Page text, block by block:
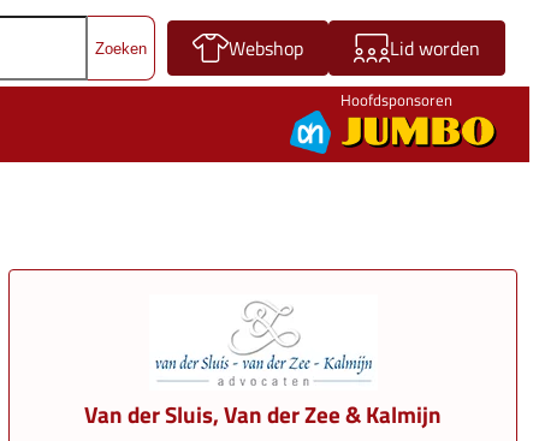
Webshop Lid worden
Hoofdsponsoren
Van der Sluis, Van der Zee & Kalmijn